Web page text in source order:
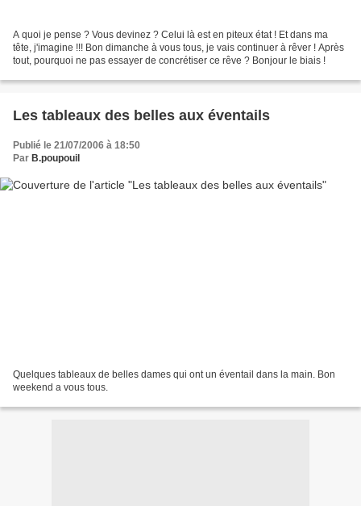
A quoi je pense ? Vous devinez ? Celui là est en piteux état ! Et dans ma
tête, j'imagine !!! Bon dimanche à vous tous, je vais continuer à rêver ! Après
tout, pourquoi ne pas essayer de concrétiser ce rêve ? Bonjour le biais !
Les tableaux des belles aux éventails
Publié le 21/07/2006 à 18:50
Par B.poupouil
Quelques tableaux de belles dames qui ont un éventail dans la main. Bon
weekend a vous tous.